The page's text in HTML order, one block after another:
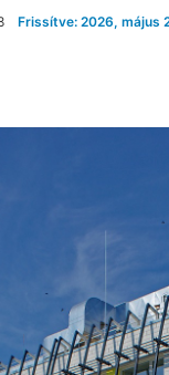
Frissítve: 2026, május